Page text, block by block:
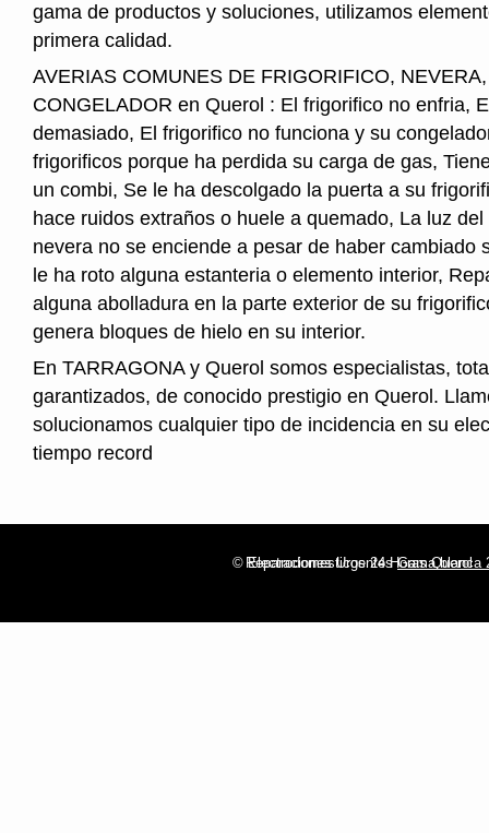
gama de productos y soluciones, utilizamos
primera calidad.
AVERIAS COMUNES DE FRIGORIFICO,
CONGELADOR en Querol : El frigorifico no enfria,
demasiado, El frigorifico no funciona y su
frigorificos porque ha perdida su carga de gas,
un combi, Se le ha descolgado la puerta a su
hace ruidos extraños o huele a quemado, La luz
nevera no se enciende a pesar de haber cambiado
le ha roto alguna estanteria o elemento interior,
alguna abolladura en la parte exterior de su
genera bloques de hielo en su interior.
En TARRAGONA y Querol somos especialistas,
garantizados, de conocido prestigio en Querol.
solucionamos cualquier tipo de incidencia en su
tiempo record
© Electrodomesticos 24 Horas Querol
Reparaciones UrgentesGama blanca